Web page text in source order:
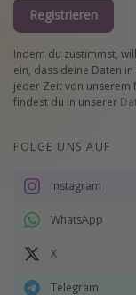
Registrieren
Indem du zustimmst,
ein, dass deine Daten
jeder Zeit von
findest du in unserer
FOLGE UNS AUF
Instagram
WhatsApp
X
Telegram